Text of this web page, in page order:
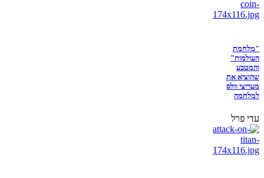
"מלחמת
העולמות"
והמטבע
שהוציא את
מעריצי וולס
למלחמה
עדי פרל